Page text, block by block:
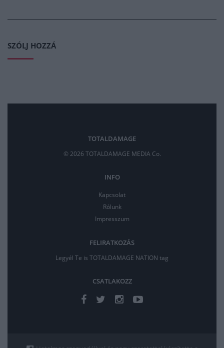
SZÓLJ HOZZÁ
TOTALDAMAGE
© 2026 TOTALDAMAGE MEDIA Co.
INFO
Kapcsolat
Rólunk
Impresszum
FELIRATKOZÁS
Legyél Te is TOTALDAMAGE NATION tag
CSATLAKOZZ